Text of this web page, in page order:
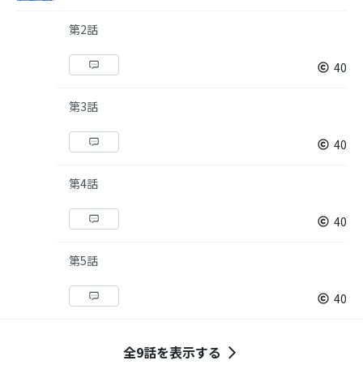
第2話
40
第3話
40
第4話
40
第5話
40
全9話を表示する